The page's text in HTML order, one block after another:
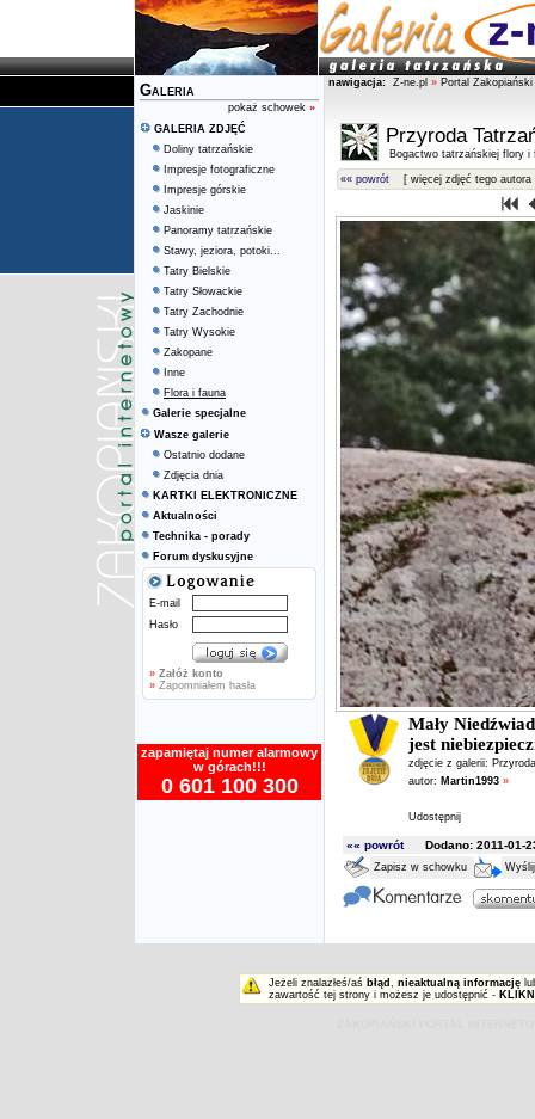
Galeria
pokaż schowek »
GALERIA ZDJĘĆ
Doliny tatrzańskie
Impresje fotograficzne
Impresje górskie
Jaskinie
Panoramy tatrzańskie
Stawy, jeziora, potoki...
Tatry Bielskie
Tatry Słowackie
Tatry Zachodnie
Tatry Wysokie
Zakopane
Inne
Flora i fauna
Galerie specjalne
Wasze galerie
Ostatnio dodane
Zdjęcia dnia
KARTKI ELEKTRONICZNE
Aktualności
Technika - porady
Forum dyskusyjne
E-mail
Hasło
» Załóż konto
» Zapomniałem hasła
zapamiętaj numer alarmowy
w górach!!!
0 601 100 300
nawigacja: Z-ne.pl » Portal Zakopiański
Przyroda
Bogactwo tatrzańskiej flory i
«« powrót [ więcej zdjęć tego autora
Mały
jest
zdjęcie z galerii:
autor: Martin1993 »
Udostępnij
«« powrótDodano: 2011-01-
Zapisz w schowku
Jeżeli znalazłeś/aś błąd , nieaktualną informację
zawartość tej strony i możesz je udostępnić -